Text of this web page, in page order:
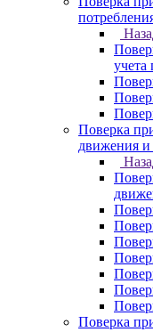
учета
Поверка
движения и
Поверка